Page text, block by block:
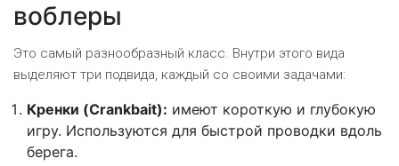
воблеры
Это самый разнообразный класс. Внутри этого вида
выделяют три подвида, каждый со своими задачами:
Кренки (Crankbait): имеют короткую и глубокую
игру. Используются для быстрой проводки вдоль
берега.